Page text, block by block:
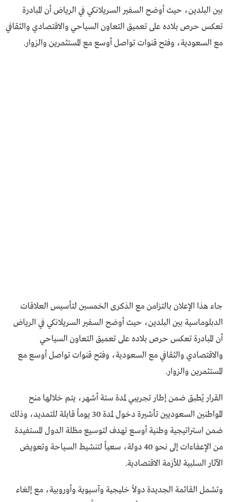
بين البلدين، حيث أوضح السفير السريلانكي في الرياض أن المبادرة
تعكس حرص بلاده على تعميق التعاون السياحي والاقتصادي والثقافي
مع السعودية، وفتح قنوات تواصل أوسع مع المستثمرين والزوار.
جاء هذا الإعلان بالتزامن مع الذكرى الخمسين لتأسيس العلاقات
الدبلوماسية بين البلدين، حيث أوضح السفير السريلانكي في الرياض
أن المبادرة تعكس حرص بلاده على تعميق التعاون السياحي
والاقتصادي والثقافي مع السعودية، وفتح قنوات تواصل أوسع مع
المستثمرين والزوار.
القرار يُطبق ضمن إطار تجريبي لمدة ستة أشهر، يتم خلالها منح
المواطنين السعوديين تأشيرة دخول لمدة 30 يوماً قابلة للتمديد، وذلك
ضمن استراتيجية وطنية أوسع تهدف لتوسيع مظلة الدول المستفيدة
من الإعفاءات إلى نحو 40 دولة، سعياً لتنشيط السياحة وتعويض
الآثار السلبية للأزمة الاقتصادية.
وتشمل القائمة الجديدة دولاً خليجية وآسيوية وأوروبية، مع إلغاء